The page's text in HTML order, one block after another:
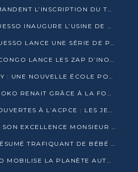
DES MÉDECINS DEMANDENT L’INSCRIPTION DU TRAITEMENT DU PIED-BOT DANS LES CURSUS UNIVERSITAIRES
DÉNIS SASSOU N’GUESSO INAUGURE L’USINE DE VALORISATION DU GAZ ASSOCIÉ
DENIS SASSOU-N’GUESSO LANCE UNE SÉRIE DE PROJETS DANS LE KOUILOU
AGRICULTURE : LE CONGO LANCE LES ZAP D’INONI ET YONO
BE GREEN ACADEMY : UNE NOUVELLE ÉCOLE POUR LES MÉTIERS DE L’ÉCOLOGIE À POINTE-NOIRE
L’ÉCOLE PIERRE NZOKO RENAIT GRÂCE À LA FONDATION MUCODEC
JOURNÉE PORTES OUVERTES À L’ACPCE : LES JEUNES EN IMMERSION DANS L’ENTREPRISE
LETTRE OUVERTE A SON EXCELLENCE MONSIEUR DENIS SASSOU NGUESSO, PRESIDENT DE LAREPUBLIQUE DU CONGO
MADINGOU : UN PRÉSUMÉ TRAFIQUANT DE BÉBÉ CHIMPANZÉ FIXÉ SUR SON SORT LE 20 NOVEMBRE
À BELÉM, LE CONGO MOBILISE LA PLANÈTE AUTOUR DU FONDS BLEU POUR LE BASSIN DU CONGO